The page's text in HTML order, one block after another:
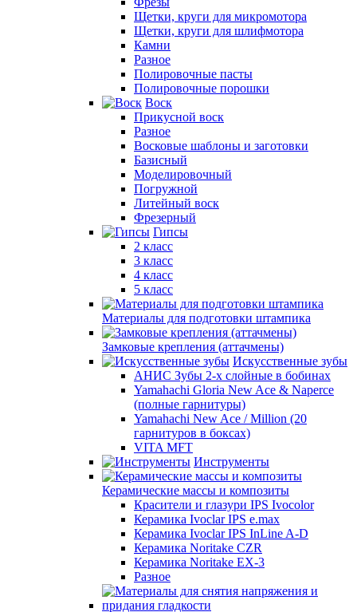
Щетки, круги для микромотора
Щетки, круги для шлифмотора
Камни
Разное
Полировочные пасты
Полировочные порошки
Воск
Прикусной воск
Разное
Восковые шаблоны и заготовки
Базисный
Моделировочный
Погружной
Литейный воск
Фрезерный
Гипсы
2 класс
3 класс
4 класс
5 класс
Материалы для подготовки штампика
Замковые крепления (аттачмены)
Искусственные зубы
АНИС Зубы 2-х слойные в бобинах
Yamahachi Gloria New Ace & Naperce
(полные гарнитуры)
Yamahachi New Ace / Million (20
гарнитуров в боксах)
VITA MFT
Инструменты
Керамические массы и композиты
Красители и глазури IPS Ivocolor
Керамика Ivoclar IPS e.max
Керамика Ivoclar IPS InLine A-D
Керамика Noritake CZR
Керамика Noritake EX-3
Разное